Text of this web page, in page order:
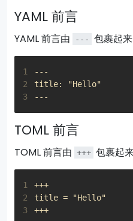
YAML 前言
YAML 前言由 --- 包裹起来
1
2
3
TOML 前言
TOML 前言由 +++ 包裹起来
1
+++
2
3
+++